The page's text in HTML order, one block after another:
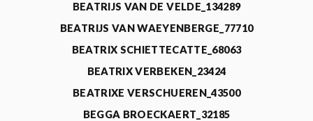
BEATRIJS VAN DE VELDE_134289
BEATRIJS VAN WAEYENBERGE_77710
BEATRIX SCHIETTECATTE_68063
BEATRIX VERBEKEN_23424
BEATRIXE VERSCHUEREN_43500
BEGGA BROECKAERT_32185